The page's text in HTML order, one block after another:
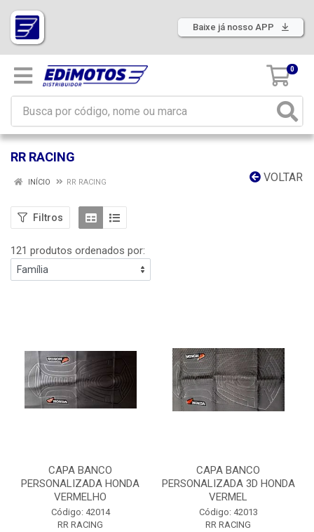
Baixe já nosso APP
0
RR RACING
VOLTAR
INÍCIO RR RACING
Filtros
121 produtos ordenados por:
CAPA BANCO
PERSONALIZADA HONDA
VERMELHO
Código: 42014
RR RACING
CAPA BANCO
PERSONALIZADA 3D HONDA
VERMEL
Código: 42013
RR RACING